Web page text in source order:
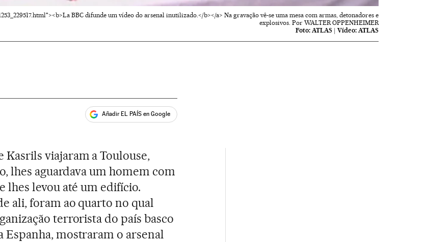
BBC difunde um vídeo do arsenal inutilizado.</b></a> Na gravação vê-se uma mesa com armas, detonadores e
explosivos. Por WALTER OPPENHEIMER
Foto: ATLAS |Vídeo: ATLAS
Añadir EL PAÍS en Google
viajaram a Toulouse,
lhes aguardava um homem com
lhes levou até um edifício.
ali, foram ao quarto no qual
terrorista do país basco
mostraram o arsenal